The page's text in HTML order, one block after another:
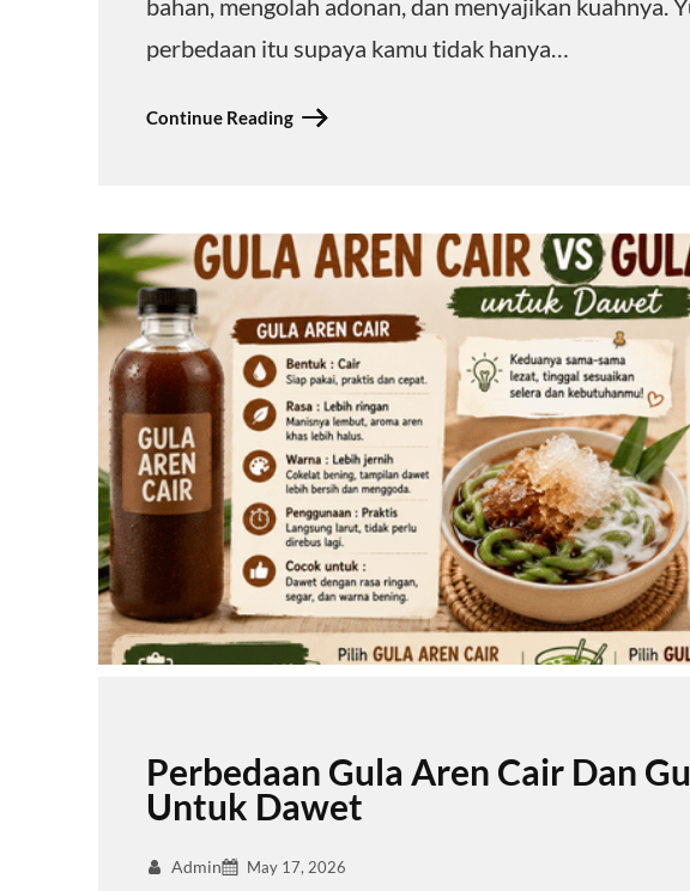
bahan, mengolah adonan, dan menyajikan kuahnya.
perbedaan itu supaya kamu tidak hanya…
Continue Reading
Perbedaan Gula Aren Cair Dan
Untuk Dawet
Admin May 17, 2026